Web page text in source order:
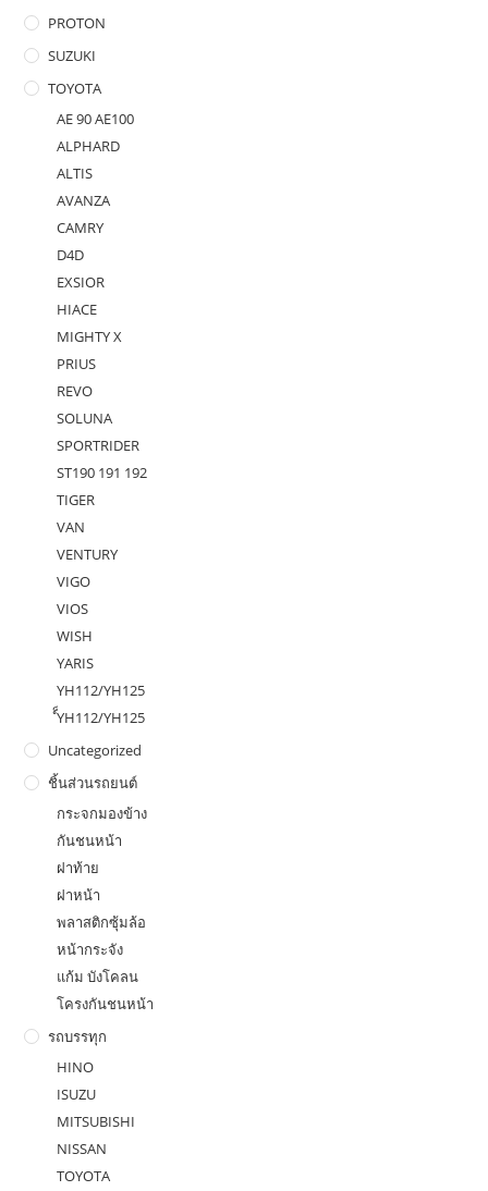
PROTON
SUZUKI
TOYOTA
AE 90 AE100
ALPHARD
ALTIS
AVANZA
CAMRY
D4D
EXSIOR
HIACE
MIGHTY X
PRIUS
REVO
SOLUNA
SPORTRIDER
ST190 191 192
TIGER
VAN
VENTURY
VIGO
VIOS
WISH
YARIS
YH112/YH125
ํ็YH112/YH125
Uncategorized
ชิ้นส่วนรถยนต์
กระจกมองข้าง
กันชนหน้า
ฝาท้าย
ฝาหน้า
พลาสติกซุ้มล้อ
หน้ากระจัง
แก้ม บังโคลน
โครงกันชนหน้า
รถบรรทุก
HINO
ISUZU
MITSUBISHI
NISSAN
TOYOTA